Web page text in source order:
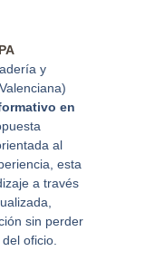
y
en
al
esta
a través
sin perder
oficio.